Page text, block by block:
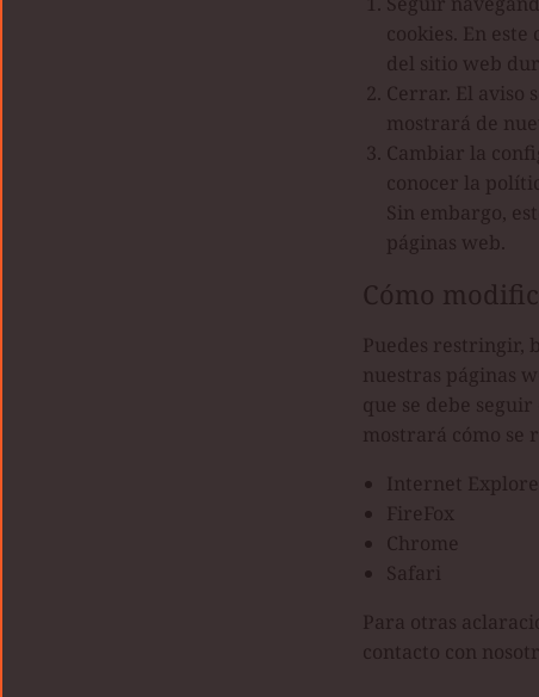
cookies. En
del sitio web
Cerrar. El aviso
mostrará de
Cambiar la
conocer la
Sin embargo,
páginas web.
Cómo
Puedes restringir,
nuestras páginas
que se debe
mostrará cómo se
Internet
FireFox
Chrome
Safari
Para otras
contacto con